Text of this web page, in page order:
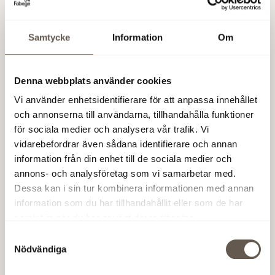
Samtycke Information Om
Denna webbplats använder cookies
Vi använder enhetsidentifierare för att anpassa innehållet
och annonserna till användarna, tillhandahålla funktioner
för sociala medier och analysera vår trafik. Vi
vidarebefordrar även sådana identifierare och annan
information från din enhet till de sociala medier och
annons- och analysföretag som vi samarbetar med.
Dessa kan i sin tur kombinera informationen med annan
information som du har tillhandahållit eller som de har
Nödvändiga
Friskvårdslösningar för
företag
För företag finns det skräddarsydda
friskvårdslösningar med träning och mindfulness för
att bland annat förebygga stress.
förebygger stress och andra hälsorisker och gör att